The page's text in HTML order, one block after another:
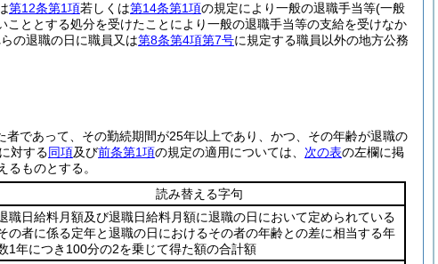
第12条第1項若しくは第14条第1項の規定により一般の退職手当等(一般
こととする処分を受けたことにより一般の退職手当等の支給を受けなか
の退職の日に職員又は第8条第4項第7号に規定する職員以外の地方公務
であって、その勤続期間が25年以上であり、かつ、その年齢が退職の
対する同項及び前条第1項の規定の適用については、 次の表の左欄に掲
るものとする。
読み替える字句
職日給料月額及び退職日給料月額に退職の日において定められている
の者に係る定年と退職の日におけるその者の年齢との差に相当する年
1年につき100分の2を乗じて得た額の合計額